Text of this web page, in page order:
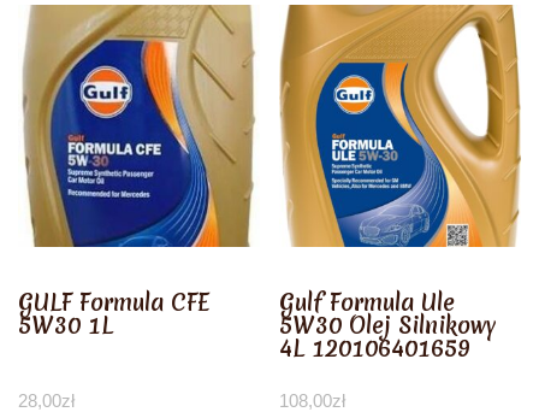
GULF Formula CFE
5W30 1L
28,00zł
Gulf Formula Ule
5W30 Olej Silnikowy
4L 120106401659
108,00zł